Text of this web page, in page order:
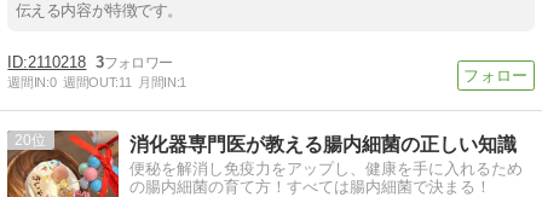
伝える内容が特徴です。
2110218 3
週間IN:0 週間OUT:11 月間IN:1
20 消化器専門医が教える腸内細菌の正しい知識
便秘を解消し免疫力をアップし、健康を手に入れるため
の腸内細菌の育て方！すべては腸内細菌で決まる！